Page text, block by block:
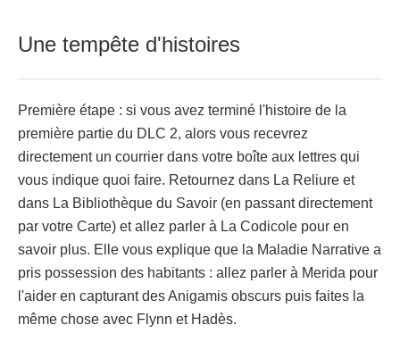
Une tempête d'histoires
Première étape : si vous avez terminé l'histoire de la
première partie du DLC 2, alors vous recevrez
directement un courrier dans votre boîte aux lettres qui
vous indique quoi faire. Retournez dans La Reliure et
dans La Bibliothèque du Savoir (en passant directement
par votre Carte) et allez parler à La Codicole pour en
savoir plus. Elle vous explique que la Maladie Narrative a
pris possession des habitants : allez parler à Merida pour
l'aider en capturant des Anigamis obscurs puis faites la
même chose avec Flynn et Hadès.